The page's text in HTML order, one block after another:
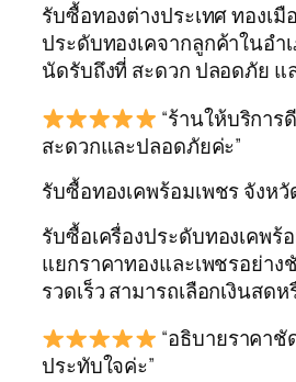
รับซื้อทองต่างประเทศ ทองเมื
ประดับทองเคจากลูกค้าในอำ
นัดรับถึงที่ สะดวก ปลอดภัย แ
“ร้านให้บริกา
สะดวกและปลอดภัยค่ะ”
รับซื้อทองเคพร้อมเพชร จังหวั
รับซื้อเครื่องประดับทองเคพร้
แยกราคาทองและเพชรอย่าง
รวดเร็ว สามารถเลือกเงินสด
“อธิบายราคาชั
ประทับใจค่ะ”